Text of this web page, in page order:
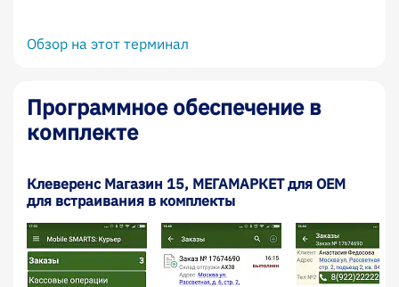
Обзор на этот терминал
Программное обеспечение в
комплекте
Клеверенс Магазин 15, МЕГАМАРКЕТ для OEM
для встраивания в комплекты